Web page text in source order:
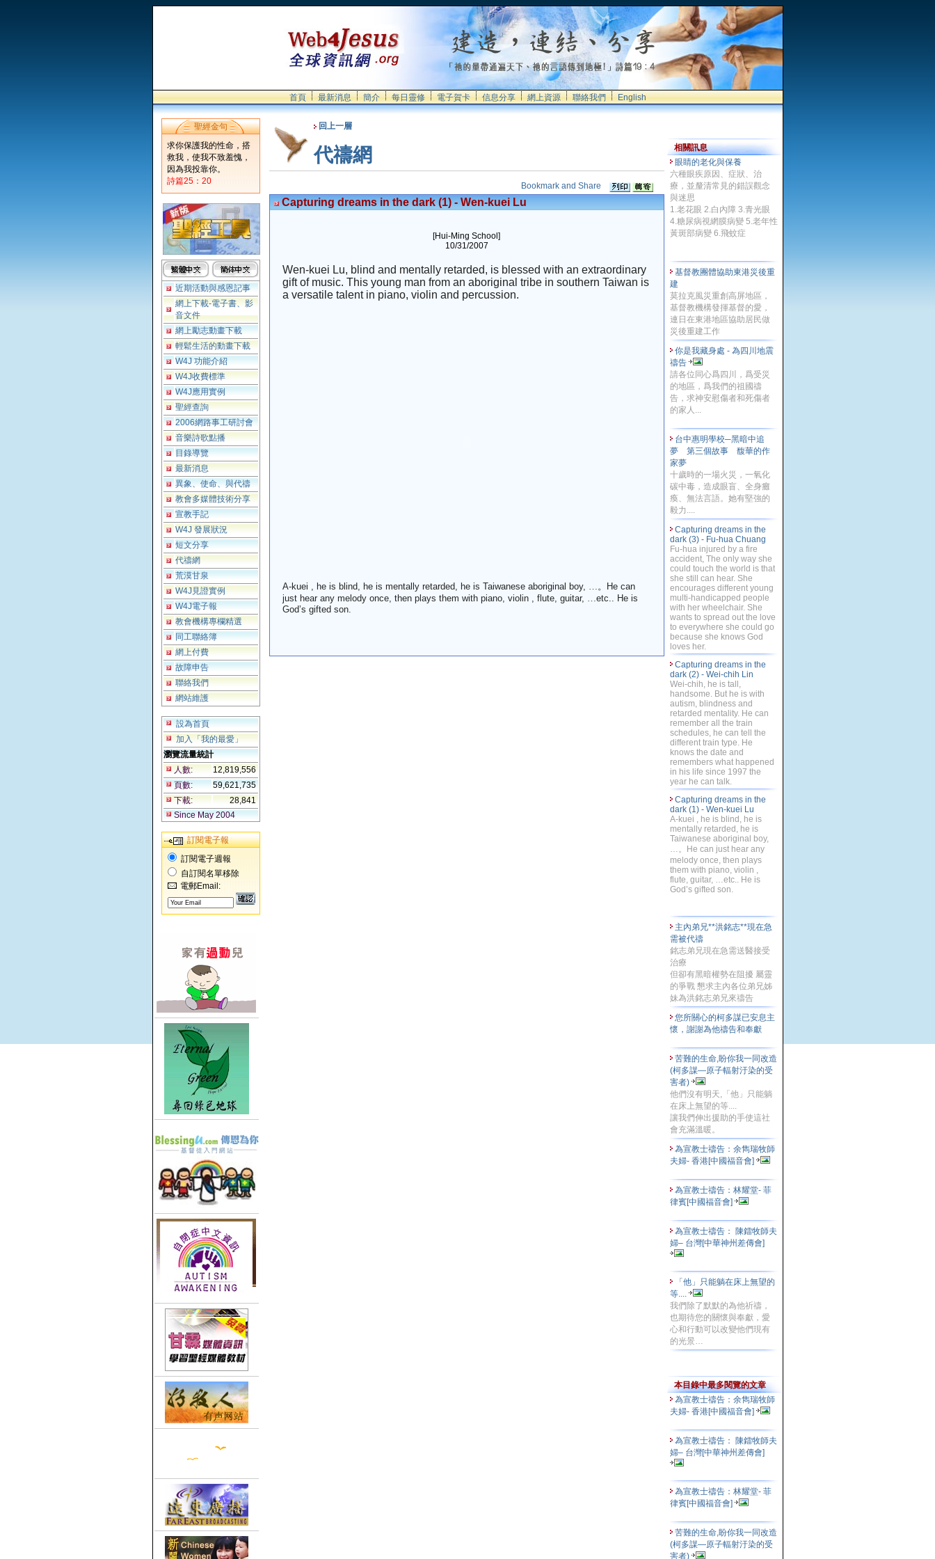
首頁 最新消息 簡介 每日靈修 電子賀卡 信息分享 網上資源 聯絡我們 English
聖經金句
求你保護我的性命，搭
救我，使我不致羞愧，
因為我投靠你。
詩篇25：20
近期活動與感恩記事
網上下載-電子書、影
音文件
網上勵志動畫下載
輕鬆生活的動畫下載
W4J 功能介紹
W4J收費標準
W4J應用實例
聖經查詢
2006網路事工研討會
音樂詩歌點播
目錄導覽
最新消息
異象、使命、與代禱
教會多媒體技術分享
宣教手記
W4J 發展狀況
短文分享
代禱網
荒漠甘泉
W4J見證實例
W4J電子報
教會機構專欄精選
同工聯絡簿
網上付費
故障申告
聯絡我們
網站維護
設為首頁
加入「我的最愛」
瀏覽流量統計
人數:
12,819,556
頁數:
59,621,735
下載:
28,841
Since May 2004
訂閱電子報
訂閱電子週報
自訂閱名單移除
電郵Email:
回上一層
代禱網
Capturing dreams in the dark (1) - Wen-kuei Lu
[Hui-Ming School]
10/31/2007
Wen-kuei Lu, blind and mentally retarded, is blessed with an extraordinary
gift of music. This young man from an aboriginal tribe in southern Taiwan is
a versatile talent in piano, violin and percussion.
A-kuei , he is blind, he is mentally retarded, he is Taiwanese aboriginal boy, …。
He can
just hear any melody once, then plays them with piano, violin , flute, guitar, …etc.. He is
God’s gifted son.
相關訊息
眼睛的老化與保養
六種眼疾原因、症狀、治
療，並釐清常見的錯誤觀念
與迷思
1.老花眼 2.白內障 3.青光眼
4.糖尿病視網膜病變 5.老年性
黃斑部病變 6.飛蚊症
基督教團體協助東港災後重
建
莫拉克風災重創高屏地區，
基督教機構發揮基督的愛，
連日在東港地區協助居民做
災後重建工作
你是我藏身處 - 為四川地震
禱告
請各位同心爲四川，爲受災
的地區，爲我們的祖國禱
告，求神安慰傷者和死傷者
的家人...
台中惠明學校─黑暗中追
夢 第三個故事 馥華的作
家夢
十歲時的一場火災，一氧化
碳中毒，造成眼盲、全身癱
瘓、無法言語。她有堅強的
毅力....
Capturing dreams in the
dark (3) - Fu-hua Chuang
Fu-hua injured by a fire
accident, The only way she
could touch the world is that
she still can hear. She
encourages different young
multi-handicapped people
with her wheelchair. She
wants to spread out the love
to everywhere she could go
because she knows God
loves her.
Capturing dreams in the
dark (2) - Wei-chih Lin
Wei-chih, he is tall,
handsome. But he is with
autism, blindness and
retarded mentality. He can
remember all the train
schedules, he can tell the
different train type. He
knows the date and
remembers what happened
in his life since 1997 the
year he can talk.
Capturing dreams in the
dark (1) - Wen-kuei Lu
A-kuei , he is blind, he is
mentally retarded, he is
Taiwanese aboriginal boy,
…。He can just hear any
melody once, then plays
them with piano, violin ,
flute, guitar, …etc.. He is
God’s gifted son.
主內弟兄**洪銘志**現在急
需被代禱
銘志弟兄現在急需送醫接受
治療
但卻有黑暗權勢在阻擾 屬靈
的爭戰 懇求主內各位弟兄姊
妹為洪銘志弟兄來禱告
您所關心的柯多謀已安息主
懷，謝謝為他禱告和奉獻
苦難的生命,盼你我一同改造
(柯多謀—原子輻射汙染的受
害者)
他們沒有明天,「他」只能躺
在床上無望的等....
讓我們伸出援助的手使這社
會充滿溫暖。
為宣教士禱告：余雋瑞牧師
夫婦- 香港[中國福音會]
為宣教士禱告：林耀堂- 菲
律賓[中國福音會]
為宣教士禱告： 陳鐳牧師夫
婦– 台灣[中華神州差傳會]
「他」只能躺在床上無望的
等....
我們除了默默的為他祈禱，
也期待您的關懷與奉獻，愛
心和行動可以改變他們現有
的光景…
本目錄中最多閱覽的文章
為宣教士禱告：余雋瑞牧師
夫婦- 香港[中國福音會]
為宣教士禱告： 陳鐳牧師夫
婦– 台灣[中華神州差傳會]
為宣教士禱告：林耀堂- 菲
律賓[中國福音會]
苦難的生命,盼你我一同改造
(柯多謀—原子輻射汙染的受
害者)